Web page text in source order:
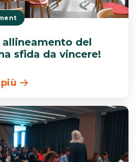
allineamento del
sfida da vincere!